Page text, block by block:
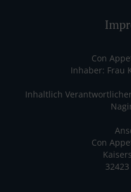
Con
Inhaber: Frau
Inhaltlich
Con